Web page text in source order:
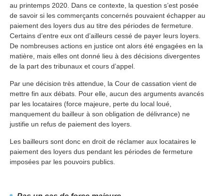
au printemps 2020. Dans ce contexte, la question s’est posée
de savoir si les commerçants concernés pouvaient échapper au
paiement des loyers dus au titre des périodes de fermeture.
Certains d’entre eux ont d’ailleurs cessé de payer leurs loyers.
De nombreuses actions en justice ont alors été engagées en la
matière, mais elles ont donné lieu à des décisions divergentes
de la part des tribunaux et cours d’appel.
Par une décision très attendue, la Cour de cassation vient de
mettre fin aux débats. Pour elle, aucun des arguments avancés
par les locataires (force majeure, perte du local loué,
manquement du bailleur à son obligation de délivrance) ne
justifie un refus de paiement des loyers.
Les bailleurs sont donc en droit de réclamer aux locataires le
paiement des loyers dus pendant les périodes de fermeture
imposées par les pouvoirs publics.